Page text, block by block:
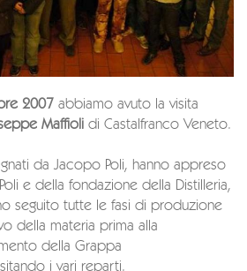
2007 abbiamo avuto la visita
Maffioli di Castalfranco Veneto.
da Jacopo Poli, hanno appreso
e della fondazione della Distilleria,
seguito tutte le fasi di produzione
della materia prima alla
della Grappa
i vari reparti.